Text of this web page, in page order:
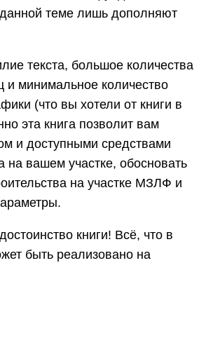
данной теме лишь дополняют
текста, большое количества
и минимальное количество
(что вы хотели от книги в
эта книга позволит вам
и доступными средствами
на вашем участке, обосновать
на участке МЗЛФ и
книги! Всё, что в
быть реализовано на